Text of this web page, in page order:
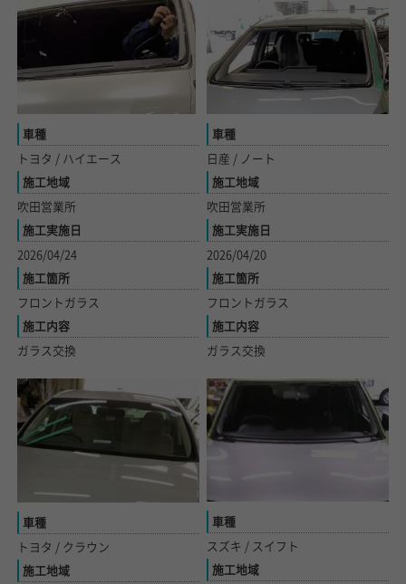
車種
トヨタ / ハイエース
施工地域
吹田営業所
施工実施日
2026/04/24
施工箇所
フロントガラス
施工内容
ガラス交換
車種
日産 / ノート
施工地域
吹田営業所
施工実施日
2026/04/20
施工箇所
フロントガラス
施工内容
ガラス交換
車種
トヨタ / クラウン
施工地域
車種
スズキ / スイフト
施工地域